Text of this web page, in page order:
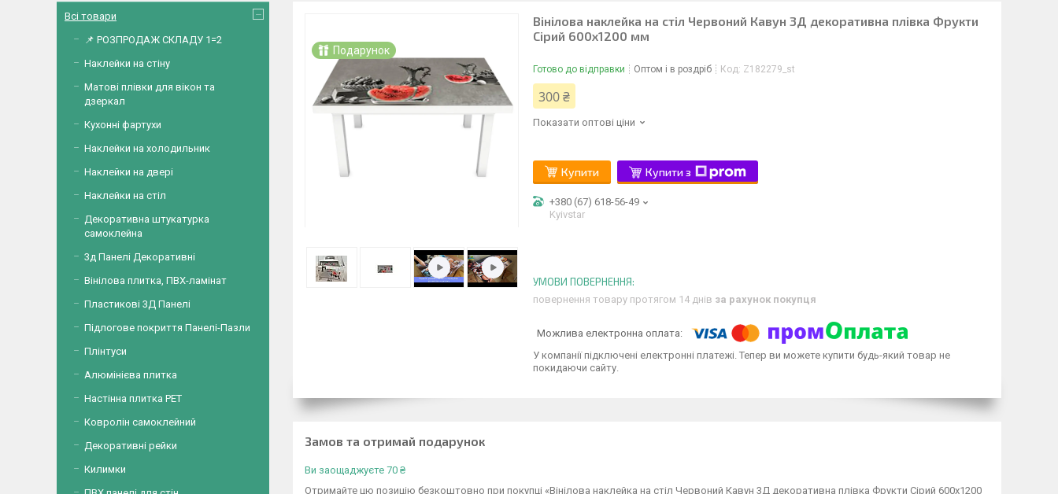
Подарунок
Вінілова наклейка на стіл Червоний Кавун 3Д декоративна плівка Фрукти
Сірий 600х1200 мм
Готово до відправки Оптом і в роздріб Код: Z182279_st
300 ₴
Показати оптові ціни
Купити Купити з
+380 (67) 618-56-49
Kyivstar
повернення товару протягом 14 днів за рахунок покупця
У компанії підключені електронні платежі. Тепер ви можете купити будь-який товар не
покидаючи сайту.
Замов та отримай подарунок
Ви заощаджуєте 70 ₴
Отримайте цю позицію безкоштовно при покупці «Вінілова наклейка на стіл Червоний Кавун 3Д декоративна плівка Фрукти Сірий 600х1200
Всі товари
📌 РОЗПРОДАЖ СКЛАДУ 1=2
Наклейки на стіну
Матові плівки для вікон та
дзеркал
Кухонні фартухи
Наклейки на холодильник
Наклейки на двері
Наклейки на стіл
Декоративна штукатурка
самоклейна
3д Панелі Декоративні
Вінілова плитка, ПВХ-ламінат
Пластикові 3Д Панелі
Підлогове покриття Панелі-Пазли
Плінтуси
Алюмінієва плитка
Настінна плитка PET
Ковролін самоклейний
Декоративні рейки
Килимки